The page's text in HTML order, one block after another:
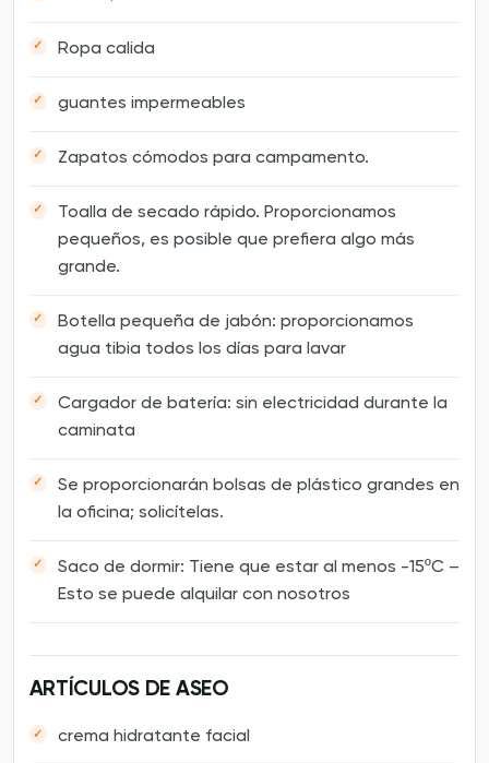
Ropa calida
guantes impermeables
Zapatos cómodos para campamento.
Toalla de secado rápido. Proporcionamos
pequeños, es posible que prefiera algo más
grande.
Botella pequeña de jabón: proporcionamos
agua tibia todos los días para lavar
Cargador de batería: sin electricidad durante la
caminata
Se proporcionarán bolsas de plástico grandes en
la oficina; solicítelas.
Saco de dormir: Tiene que estar al menos -15ºC –
Esto se puede alquilar con nosotros
ARTÍCULOS DE ASEO
crema hidratante facial